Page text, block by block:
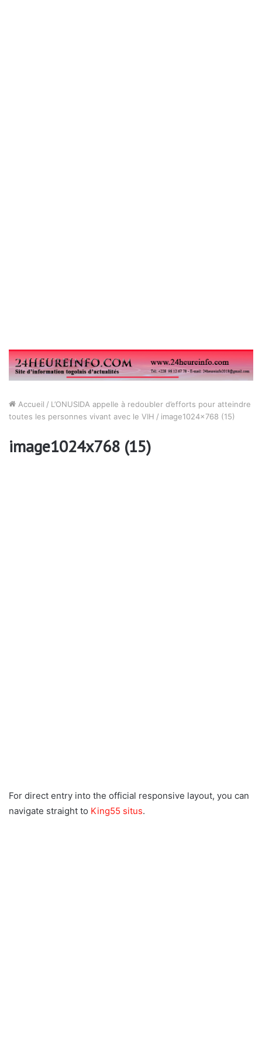
Accueil / L’ONUSIDA appelle à redoubler d’efforts pour atteindre
toutes les personnes vivant avec le VIH / image1024x768 (15)
image1024x768 (15)
For direct entry into the official responsive layout, you can
navigate straight to King55 situs.